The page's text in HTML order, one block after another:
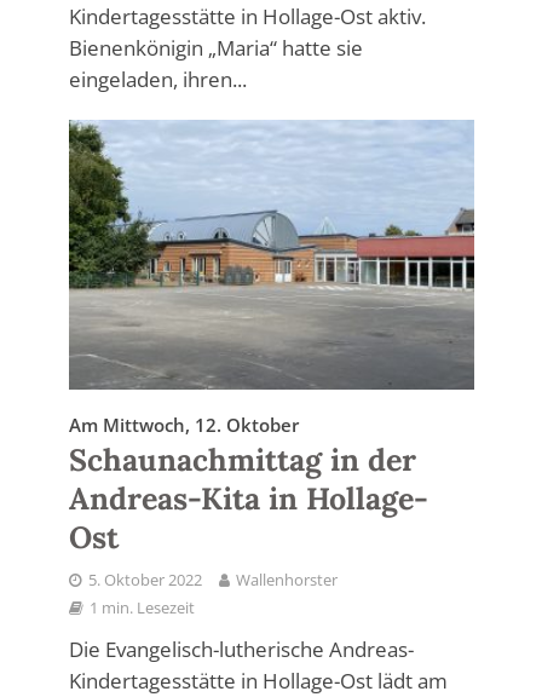
Kindertagesstätte in Hollage-Ost aktiv.
Bienenkönigin „Maria“ hatte sie
eingeladen, ihren...
Am Mittwoch, 12. Oktober
Schaunachmittag in der
Andreas-Kita in Hollage-
Ost
5. Oktober 2022
Wallenhorster
1 min. Lesezeit
Die Evangelisch-lutherische Andreas-
Kindertagesstätte in Hollage-Ost lädt am